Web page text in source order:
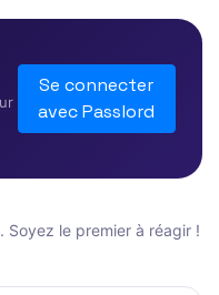
Se connecter
avec Passlord
Soyez le premier à réagir !